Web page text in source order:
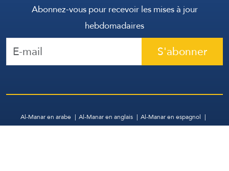
Abonnez-vous pour recevoir les mises à jour
hebdomadaires
S'abonner
Al-Manar en arabe Al-Manar en anglais
Al-Manar en espagnol
WhatsApp
Archive Contactez-nous